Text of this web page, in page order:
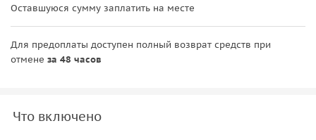
Оставшуюся сумму заплатить на месте
Для предоплаты доступен полный возврат средств при
отмене за 48 часов
Что включено